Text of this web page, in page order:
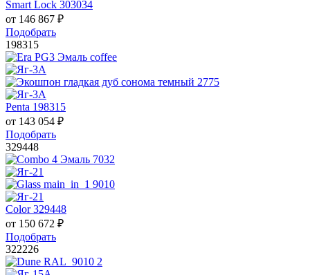
Smart Lock 303034
от 146 867 ₽
Подобрать
198315
Penta 198315
от 143 054 ₽
Подобрать
329448
Color 329448
от 150 672 ₽
Подобрать
322226